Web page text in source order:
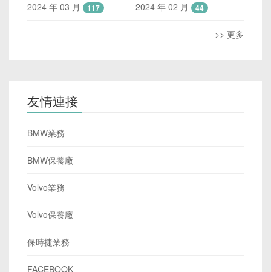
2024 年 03 月 117 2024 年 02 月 44
>> 更多
友情連接
BMW業務
BMW保養廠
Volvo業務
Volvo保養廠
保時捷業務
FACEBOOK